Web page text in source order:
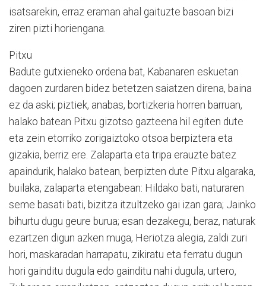
isatsarekin, erraz eraman ahal gaituzte basoan bizi
ziren pizti horiengana.
Pitxu
Badute gutxieneko ordena bat, Kabanaren eskuetan
dagoen zurdaren bidez betetzen saiatzen direna, baina
ez da aski; piztiek, anabas, bortizkeria horren barruan,
halako batean Pitxu gizotso gazteena hil egiten dute
eta zein etorriko zorigaiztoko otsoa berpiztera eta
gizakia, berriz ere. Zalaparta eta tripa erauzte batez
apaindurik, halako batean, berpizten dute Pitxu algaraka,
builaka, zalaparta etengabean: Hildako bati, naturaren
seme basati bati, bizitza itzultzeko gai izan gara; Jainko
bihurtu dugu geure burua; esan dezakegu, beraz, naturak
ezartzen digun azken muga, Heriotza alegia, zaldi zuri
hori, maskaradan harrapatu, zikiratu eta ferratu dugun
hori gainditu dugula edo gainditu nahi dugula, urtero,